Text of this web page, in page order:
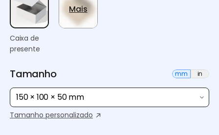
Caixa de
presente
Mais
Tamanho mm in
150 × 100 × 50 mm
Tamanho personalizado